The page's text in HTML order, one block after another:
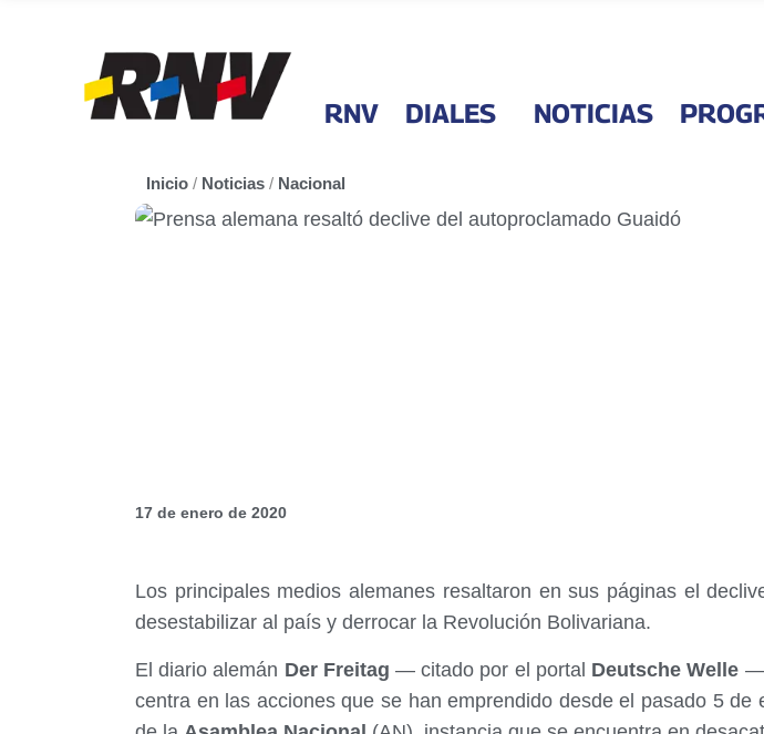
RNV DIALES NOTICIAS
Inicio / Noticias / Nacional
17 de enero de 2020
Los principales medios alemanes resaltaron en sus páginas el
desestabilizar al país y derrocar la Revolución Bolivariana.
El diario alemán Der Freitag — citado por el portal Deutsche Welle —
centra en las acciones que se han emprendido desde el pasado 5